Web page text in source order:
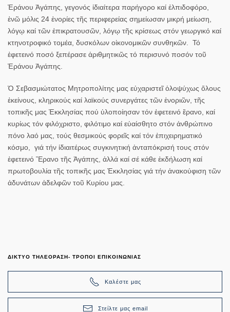
Ἐράνου Ἀγάπης, γεγονός ἰδιαίτερα παρήγορο καί ἐλπιδοφόρο,
ἐνῶ μόλις 24 ἐνορίες τῆς περιφερείας σημείωσαν μικρή μείωση,
λόγῳ καί τῶν ἐπικρατουσῶν, λόγῳ τῆς κρίσεως στόν γεωργικό καί
κτηνοτροφικό τομέα, δυσκόλων οἰκονομικῶν συνθηκῶν. Τό
ἐφετεινό ποσό ξεπέρασε ἀριθμητικῶς τό περισυνό ποσόν τοῦ
Ἐράνου Ἀγάπης.
Ὁ Σεβασμιώτατος Μητροπολίτης μας εὐχαριστεῖ ὁλοψύχως ὅλους
ἐκείνους, κληρικούς καί λαϊκούς συνεργάτες τῶν ἐνοριῶν, τῆς
τοπικῆς μας Ἐκκλησίας πού ὑλοποίησαν τόν ἐφετεινό ἒρανο, καί
κυρίως τόν φιλόχριστο, φιλότιμο καί εὐαίσθητο στόν ἀνθρώπινο
πόνο λαό μας, τούς θεσμικούς φορεῖς καί τόν ἐπιχειρηματικό
κόσμο, γιά τήν ἰδιαιτέρως συγκινητική ἀνταπόκρισή τους στόν
ἐφετεινό Ἔρανο τῆς Ἀγάπης, ἀλλά καί σέ κάθε ἐκδήλωση καί
πρωτοβουλία τῆς τοπικῆς μας Ἐκκλησίας γιά τήν ἀνακούφιση τῶν
ἀδυνάτων ἀδελφῶν τοῦ Κυρίου μας.
ΔΙΚΤΥΟ ΤΗΛΕΟΡΑΣΗ- ΤΡΟΠΟΙ ΕΠΙΚΟΙΝΩΝΙΑΣ
Καλέστε μας
Στείλτε μας email